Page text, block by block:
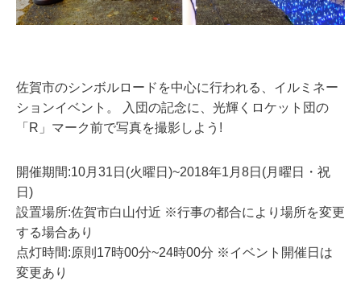
佐賀市のシンボルロードを中心に行われる、イルミネー
ションイベント。 入団の記念に、光輝くロケット団の
「R」マーク前で写真を撮影しよう!
開催期間:10月31日(火曜日)~2018年1月8日(月曜日・祝
日)
設置場所:佐賀市白山付近 ※行事の都合により場所を変更
する場合あり
点灯時間:原則17時00分~24時00分 ※イベント開催日は
変更あり